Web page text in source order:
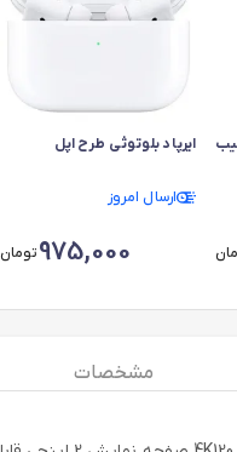
ایرپاد بلوتوثی طرح اپل
ارسال امروز
975,000تومان
مشخصات